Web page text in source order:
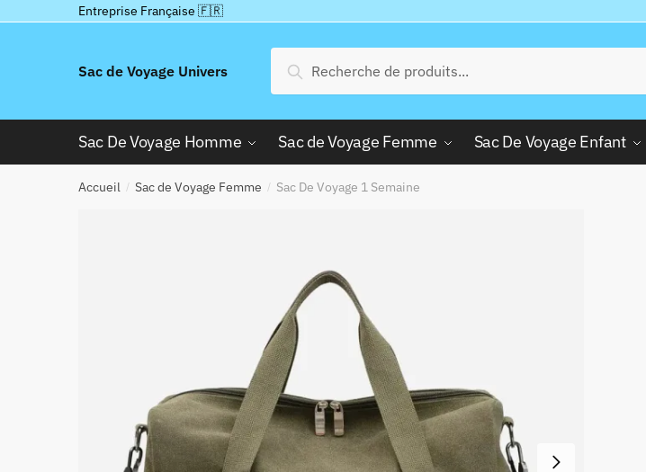
Entreprise Française 🇫🇷
Sac de Voyage Univers
pour :
Recherche
Sac De Voyage Homme Sac de Voyage Femme Sac De Voyage Enfant
Accueil / Sac de Voyage Femme / Sac De Voyage 1 Semaine